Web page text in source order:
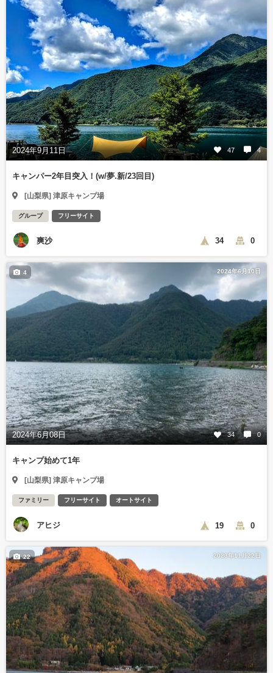
2024年9月11日 47 4
キャンパー2年目突入！(w/夢.新/23回目)
[山梨県] 津原キャンプ場
グループ フリーサイト
爽沙 34 0
2024年6月10日
2024年6月08日 34 0
4
キャンプ始めて1年
[山梨県] 津原キャンプ場
ファミリー フリーサイト オートサイト
アヒジ 19 0
2023年11月22日
22